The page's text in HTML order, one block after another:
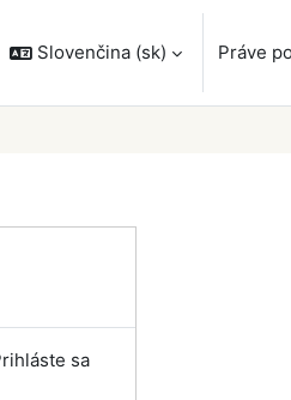
Slovenčina ‎(sk)‎ Práve
sa